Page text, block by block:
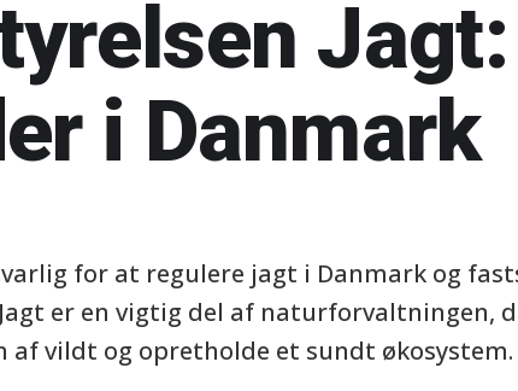
i Danmark
for at regulere jagt i Danmark og
er en vigtig del af naturforvaltningen,
af vildt og opretholde et sundt økosystem.